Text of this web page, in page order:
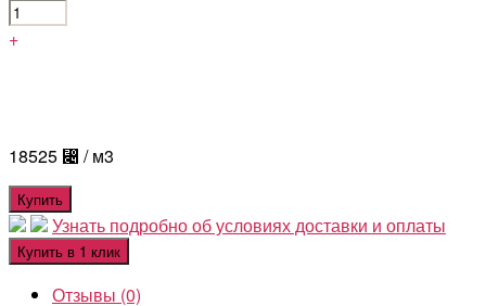
+
18525 ⃄ / м3
Купить
Узнать подробно об условиях доставки и оплаты
Купить в 1 клик
Отзывы (0)